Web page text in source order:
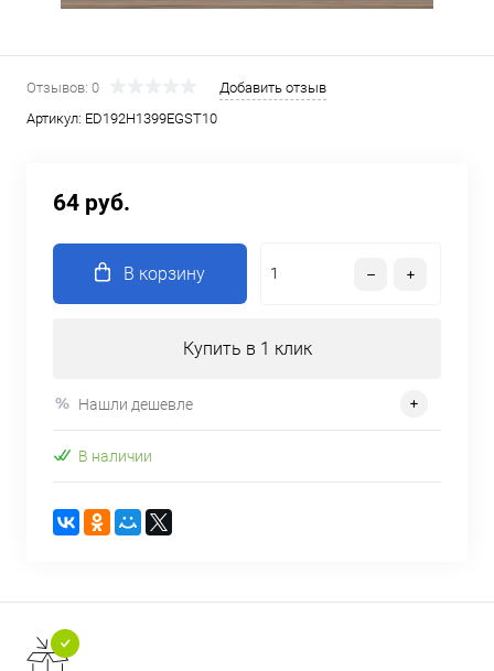
Отзывов: 0
Добавить отзыв
Артикул: ED192Н1399EGST10
64 руб.
В корзину
Купить в 1 клик
Нашли дешевле
В наличии